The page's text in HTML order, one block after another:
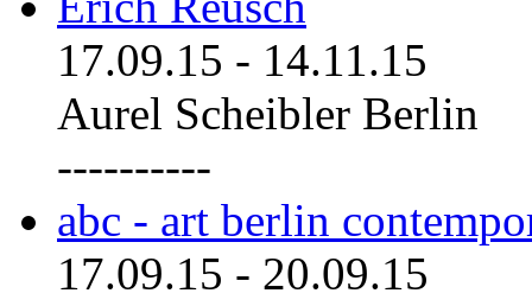
17.09.15 - 14.11.15
Aurel Scheibler Berlin
----------
abc - art berlin
17.09.15 - 20.09.15